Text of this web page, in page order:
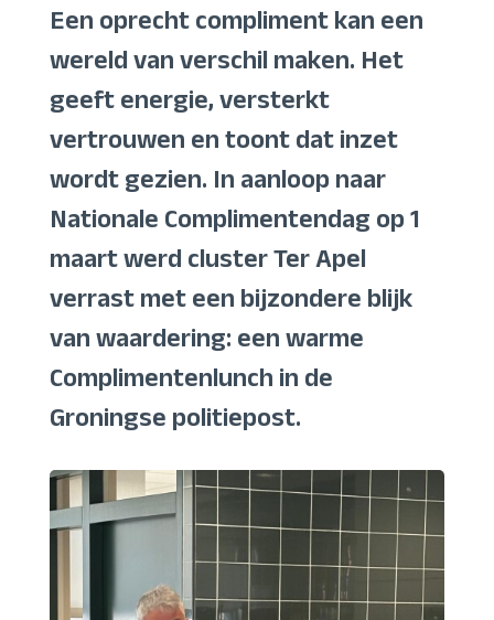
Een oprecht compliment kan een
wereld van verschil maken. Het
geeft energie, versterkt
vertrouwen en toont dat inzet
wordt gezien. In aanloop naar
Nationale Complimentendag op 1
maart werd cluster Ter Apel
verrast met een bijzondere blijk
van waardering: een warme
Complimentenlunch in de
Groningse politiepost.